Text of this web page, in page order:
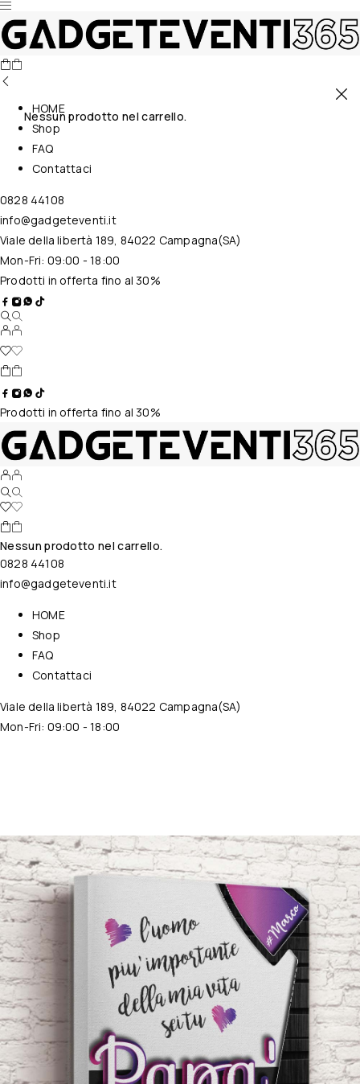
Nessun prodotto nel carrello.
HOME
Shop
FAQ
Contattaci
0828 44108
info@gadgeteventi.it
Viale della libertà 189, 84022 Campagna(SA)
Mon-Fri: 09:00 - 18:00
Prodotti in offerta fino al 30%
Prodotti in offerta fino al 30%
Nessun prodotto nel carrello.
0828 44108
info@gadgeteventi.it
HOME
Shop
FAQ
Contattaci
Viale della libertà 189, 84022 Campagna(SA)
Mon-Fri: 09:00 - 18:00